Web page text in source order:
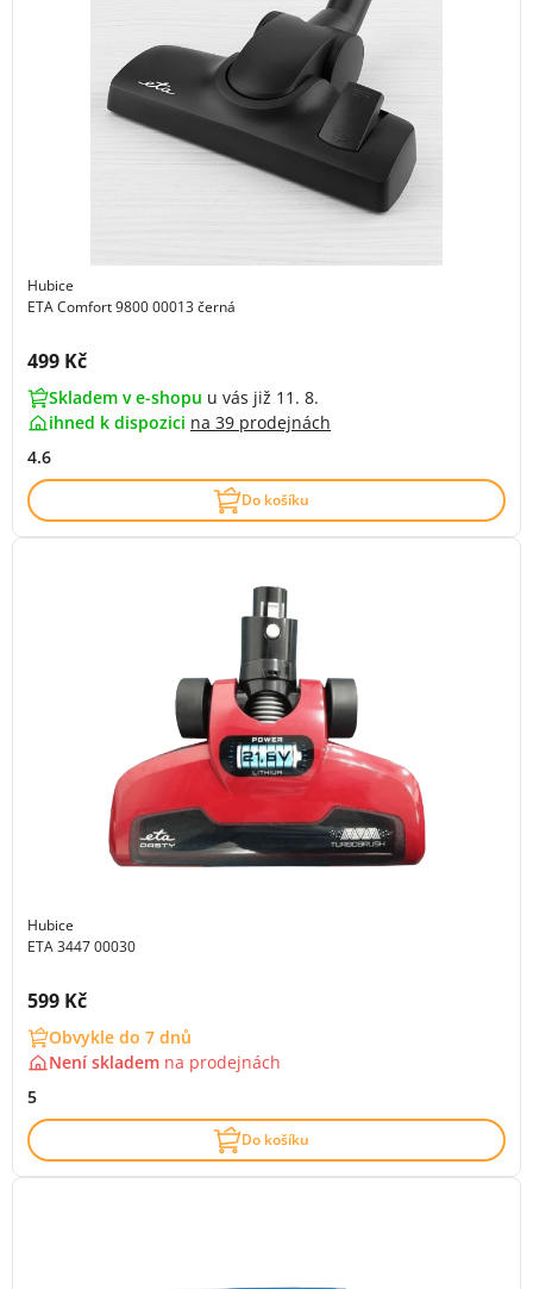
Hubice
ETA Comfort 9800 00013 černá
Cena s DPH:
499 Kč
Skladem v e-shopu u vás již 11. 8.
ihned k dispozici na 39 prodejnách
4.6
Do košíku
Hubice
ETA 3447 00030
Cena s DPH:
599 Kč
Obvykle do 7 dnů
Není skladem na prodejnách
5
Do košíku